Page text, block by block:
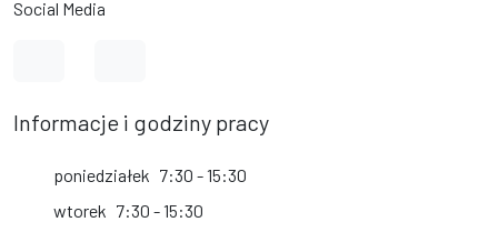
Social Media
Informacje i godziny pracy
poniedziałek 7:30 - 15:30
wtorek 7:30 - 15:30